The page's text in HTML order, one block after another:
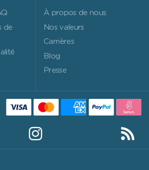
de
À propos de nous
Nos valeurs
Carrières
Blog
Presse